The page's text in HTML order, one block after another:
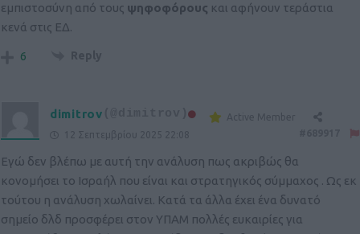
εμπιστοσύνη από τους ψηφοφόρους και αφήνουν τεράστια
κενά στις ΕΔ.
6 Reply
dimitrov (@dimitrov)
Active Member
12 Σεπτεμβρίου 2025 22:08
Εγώ δεν βλέπω με αυτή την ανάλυση πως ακριβώς θα
κονομήσει το Ισραήλ που είναι και στρατηγικός σύμμαχος . Ως εκ
τούτου η ανάλυση χωλαίνει. Κατά τα άλλα έχει ένα δυνατό
σημείο δλδ προσφέρει στον ΥΠΑΜ πολλές ευκαιρίες για